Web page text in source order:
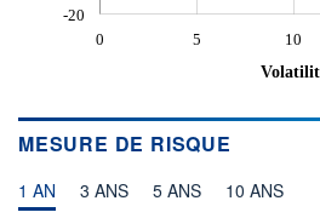
-20
0 5 10
MESURE DE RISQUE
1 AN 3 ANS 5 ANS 10 ANS